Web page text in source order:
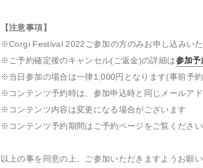
【注意事項】
※Corgi Festival 2022ご参加の方のみお申し込みい
※ご予約確定後のキャンセル(ご返金)の詳細は参加
※当日参加の場合は一律1,000円となります(事前予
※コンテンツ予約時は、参加申込時と同じメールア
※コンテンツ内容は変更になる場合がございます
※コンテンツ予約期間はご予約ページをご覧ください
以上の事を同意の上、ご参加いただきますようお願い